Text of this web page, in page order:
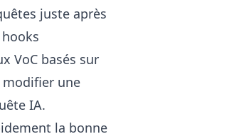
juste après
VoC basés sur
une
IA.
la bonne